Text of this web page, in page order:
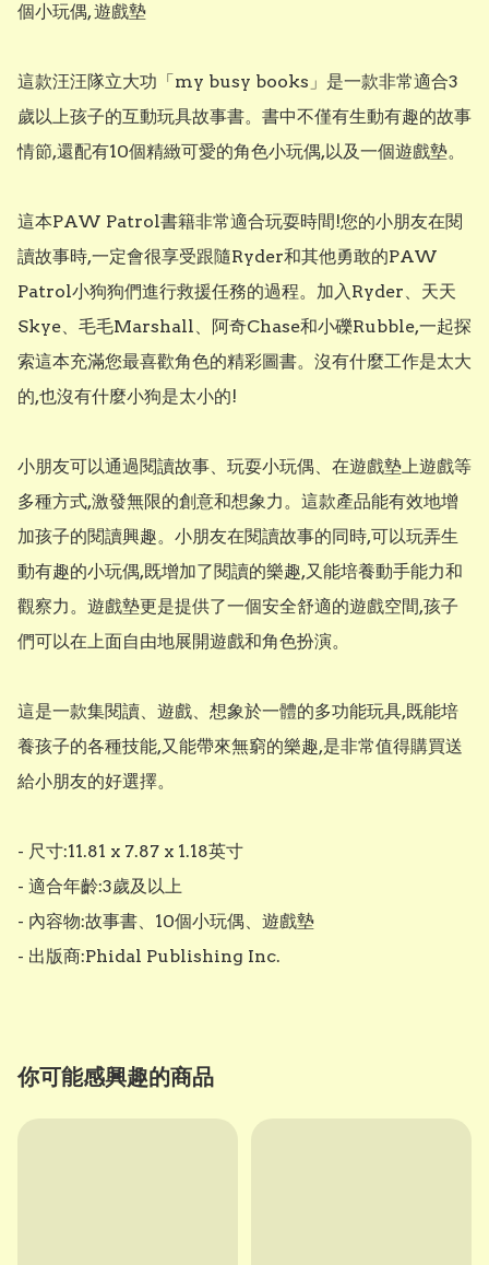
個小玩偶, 遊戲墊
這款汪汪隊立大功「my busy books」是一款非常適合3
歲以上孩子的互動玩具故事書。書中不僅有生動有趣的故事
情節,還配有10個精緻可愛的角色小玩偶,以及一個遊戲墊。
這本PAW Patrol書籍非常適合玩耍時間!您的小朋友在閱
讀故事時,一定會很享受跟隨Ryder和其他勇敢的PAW
Patrol小狗狗們進行救援任務的過程。加入Ryder、天天
Skye、毛毛Marshall、阿奇Chase和小礫Rubble,一起探
索這本充滿您最喜歡角色的精彩圖書。沒有什麼工作是太大
的,也沒有什麼小狗是太小的!
小朋友可以通過閱讀故事、玩耍小玩偶、在遊戲墊上遊戲等
多種方式,激發無限的創意和想象力。這款產品能有效地增
加孩子的閱讀興趣。小朋友在閱讀故事的同時,可以玩弄生
動有趣的小玩偶,既增加了閱讀的樂趣,又能培養動手能力和
觀察力。遊戲墊更是提供了一個安全舒適的遊戲空間,孩子
們可以在上面自由地展開遊戲和角色扮演。
這是一款集閱讀、遊戲、想象於一體的多功能玩具,既能培
養孩子的各種技能,又能帶來無窮的樂趣,是非常值得購買送
給小朋友的好選擇。
- 尺寸:11.81 x 7.87 x 1.18英寸
- 適合年齡:3歲及以上
- 內容物:故事書、10個小玩偶、遊戲墊
- 出版商:Phidal Publishing Inc.
你可能感興趣的商品